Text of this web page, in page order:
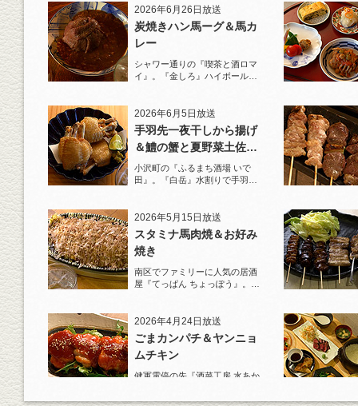
2026年6月26日放送
炭焼きハン馬ーグ＆馬カ
レー
シャワー通りの『喫茶と酒ロマ
イ』。『金しろ』ハイボールで
2026年6月5日放送
手羽先一夜干しから揚げ
＆鱧の蟹と夏野菜土佐酢
ジュレがけ
小沢町の『ふるまち酒場 いで
田』。『白岳』水割りで手羽先
2026年5月15日放送
スタミナ馬肉焼＆お好み
焼き
南区でファミリーに人気の居酒
屋『てっぱん ちょっぽう』。王
2026年4月24日放送
ごまカンパチ＆ヤンニョ
ムチキン
健軍電停の先『酒菜工房 水あか
杯！まずは『ごまカンパチ』を